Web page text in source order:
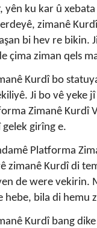
yên ku kar û
zimanê
bi hev re bikin.
çima ziman qels
Kurdî bo
Ji bo vê yeke
Zimanê Kurdî
girîng e.
Platforma
zimanê Kurdî di
de were vekirin.
hebe, bila di hemu
Kurdî bang